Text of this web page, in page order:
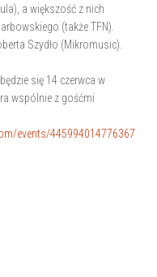
a większość z nich
(także TFN).
Szydło (Mikromusic).
się 14 czerwca w
wspólnie z gośćmi
events/445994014776367